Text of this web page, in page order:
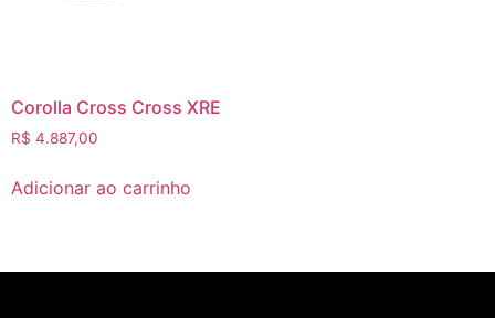
Corolla Cross Cross XRE
R$ 4.887,00
Adicionar ao carrinho